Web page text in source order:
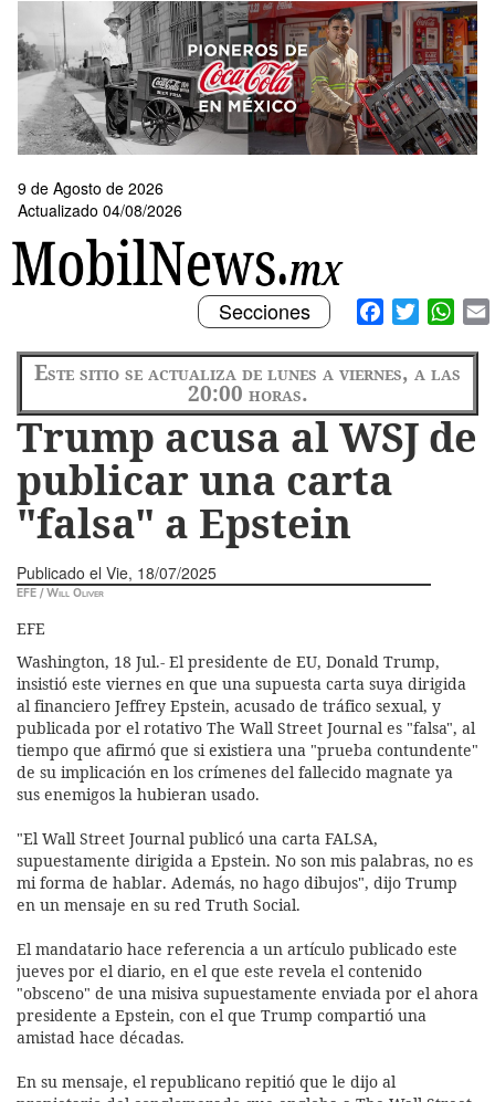
contenido
principal
9 de Agosto de 2026
Actualizado 04/08/2026
Facebook
Twitter
Toggle
navigation
Secciones
Este sitio se actualiza de lunes a viernes, a las
20:00 horas.
Trump acusa al WSJ de
publicar una carta
"falsa" a Epstein
Publicado el Vie, 18/07/2025
EFE / Will Oliver
EFE
Washington, 18 Jul.- El presidente de EU, Donald Trump,
insistió este viernes en que una supuesta carta suya dirigida
al financiero Jeffrey Epstein, acusado de tráfico sexual, y
publicada por el rotativo The Wall Street Journal es "falsa", al
tiempo que afirmó que si existiera una "prueba contundente"
de su implicación en los crímenes del fallecido magnate ya
sus enemigos la hubieran usado.
"El Wall Street Journal publicó una carta FALSA,
supuestamente dirigida a Epstein. No son mis palabras, no es
mi forma de hablar. Además, no hago dibujos", dijo Trump
en un mensaje en su red Truth Social.
El mandatario hace referencia a un artículo publicado este
jueves por el diario, en el que este revela el contenido
"obsceno" de una misiva supuestamente enviada por el ahora
presidente a Epstein, con el que Trump compartió una
amistad hace décadas.
En su mensaje, el republicano repitió que le dijo al